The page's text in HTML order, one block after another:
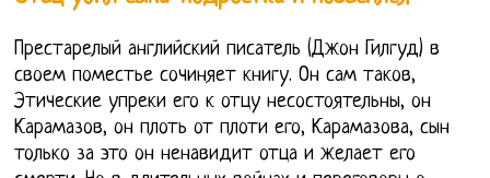
Престарелый английский писатель (Джон Гилгуд) в
своем поместье сочиняет книгу. Он сам таков,
Этические упреки его к отцу несостоятельны, он
Карамазов, он плоть от плоти его, Карамазова, сын
только за это он ненавидит отца и желает его